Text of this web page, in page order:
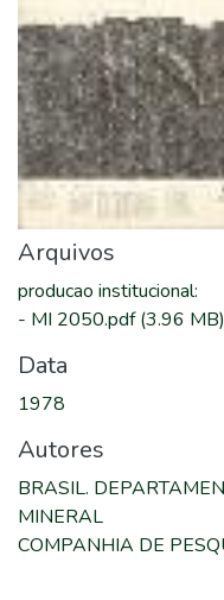
Arquivos
producao institucional:
- MI 2050.pdf(3.96 MB)
Data
1978
Autores
BRASIL.
MINERAL
COMPANHIA DE